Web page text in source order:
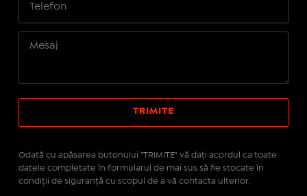
Odată cu apăsarea butonului "TRIMITE" vă daţi acordul ca toate
datele completate în formularul de mai sus să fie stocate în
condiţii de siguranţă cu scopul de a vă contacta ulterior.